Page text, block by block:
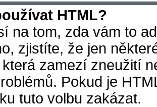
HTML?
na tom, zda vám to
zjistíte, že jen
zamezí zneužití
Pokud je
tuto volbu zakázat.